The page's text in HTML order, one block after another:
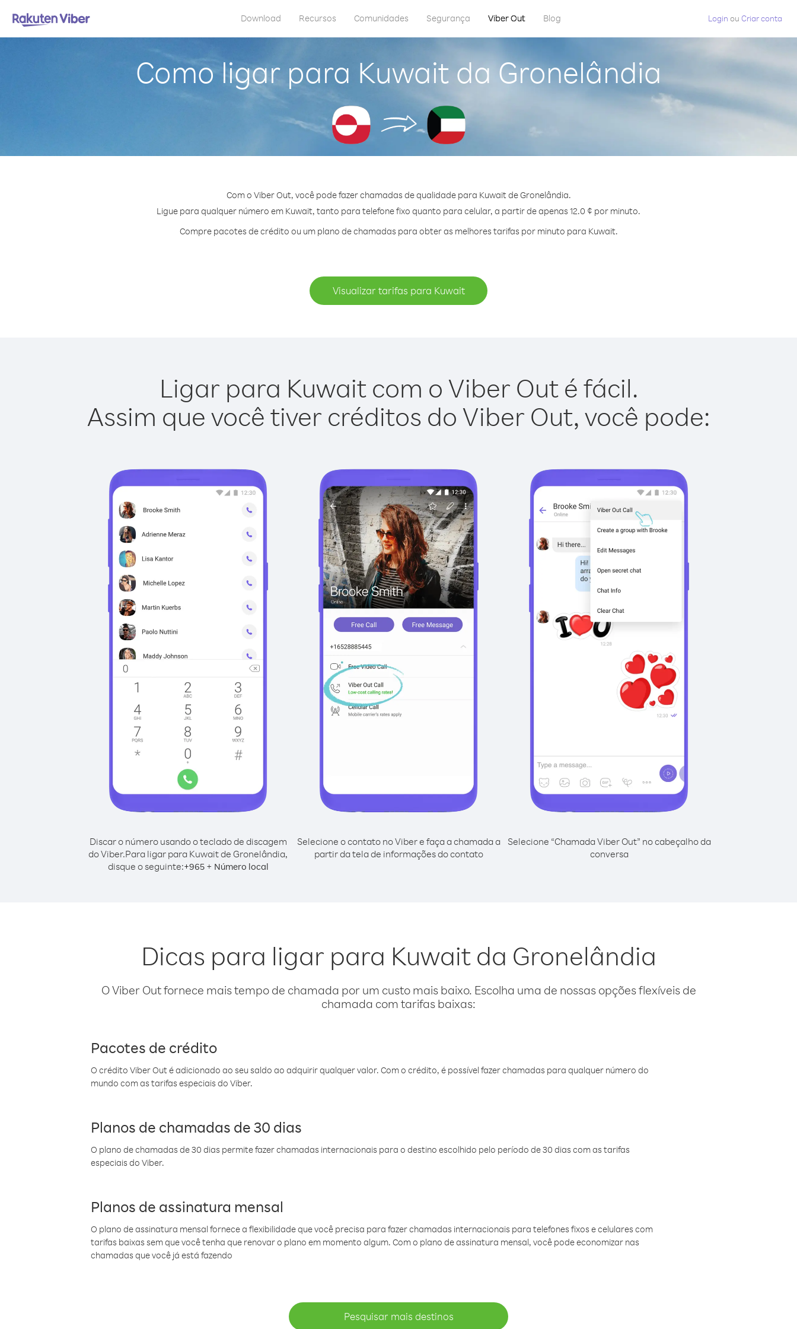
Download Recursos Comunidades Segurança Viber Out Blog Login ou Criar conta
Como ligar para Kuwait da Gronelândia
Com o Viber Out, você pode fazer chamadas de qualidade para Kuwait de Gronelândia.
Ligue para qualquer número em Kuwait, tanto para telefone fixo quanto para celular, a partir de apenas 12.0 ¢ por minuto.
Compre pacotes de crédito ou um plano de chamadas para obter as melhores tarifas por minuto para Kuwait.
Visualizar tarifas para Kuwait
Ligar para Kuwait com o Viber Out é fácil.
Assim que você tiver créditos do Viber Out, você pode:
Discar o número usando o teclado de discagem
do Viber.Para ligar para Kuwait de Gronelândia,
disque o seguinte:+965+ Número local
Selecione o contato no Viber e faça a chamada a
partir da tela de informações do contato
Selecione “Chamada Viber Out” no cabeçalho da
conversa
Dicas para ligar para Kuwait da Gronelândia
O Viber Out fornece mais tempo de chamada por um custo mais baixo. Escolha uma de nossas opções flexíveis de
chamada com tarifas baixas:
Pacotes de crédito
O crédito Viber Out é adicionado ao seu saldo ao adquirir qualquer valor. Com o crédito, é possível fazer chamadas para qualquer número do
mundo com as tarifas especiais do Viber.
Planos de chamadas de 30 dias
O plano de chamadas de 30 dias permite fazer chamadas internacionais para o destino escolhido pelo período de 30 dias com as tarifas
especiais do Viber.
Planos de assinatura mensal
O plano de assinatura mensal fornece a flexibilidade que você precisa para fazer chamadas internacionais para telefones fixos e celulares com
tarifas baixas sem que você tenha que renovar o plano em momento algum. Com o plano de assinatura mensal, você pode economizar nas
chamadas que você já está fazendo
Pesquisar mais destinos